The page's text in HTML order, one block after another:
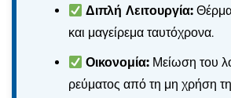
Διπλή Λειτουργία:
και μαγείρεμα ταυτόχρονα.
Οικονομία: Μείωση του
ρεύματος από τη μη χρήση